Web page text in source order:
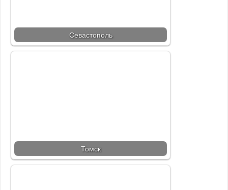
Севастополь
Томск